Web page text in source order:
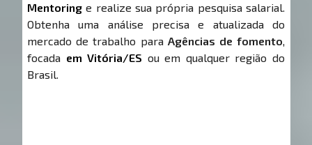
Mentoring e realize sua própria pesquisa salarial.
Obtenha uma análise precisa e atualizada do
mercado de trabalho para Agências de fomento,
focada em Vitória/ES ou em qualquer região do
Brasil.